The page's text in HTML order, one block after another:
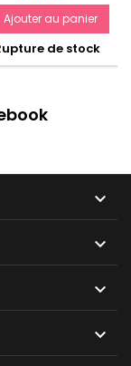
Ajouter au panier
de stock



